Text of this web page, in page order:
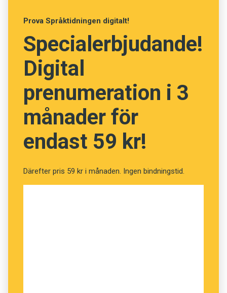
NÄSTA FRÅGA
Prova Språktidningen digitalt!
Specialerbjudande!
Digital
prenumeration i 3
månader för
endast 59 kr!
Därefter pris 59 kr i månaden. Ingen bindningstid.